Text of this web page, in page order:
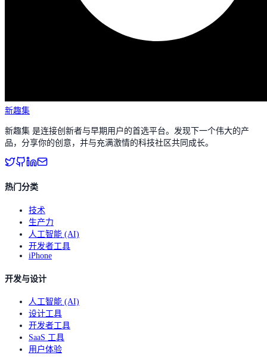
新趣集
新趣集 是连接创新者与早期用户的首选平台。发现下一个伟大的产
品，分享你的创意，并与充满激情的科技社区共同成长。
热门分类
技术
生产力
人工智能 (AI)
开发者工具
iPhone
开发与设计
人工智能 (AI)
设计工具
开发者工具
SaaS 工具
用户体验